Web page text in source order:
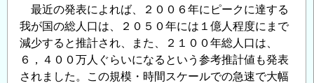
最近の発表によれば、２００６年にピークに達する
我が国の総人口は、２０５０年には１億人程度にまで
減少すると推計され、また、２１００年総人口は、
６，４００万人ぐらいになるという参考推計値も発表
されました。この規模・時間スケールでの急速で大幅